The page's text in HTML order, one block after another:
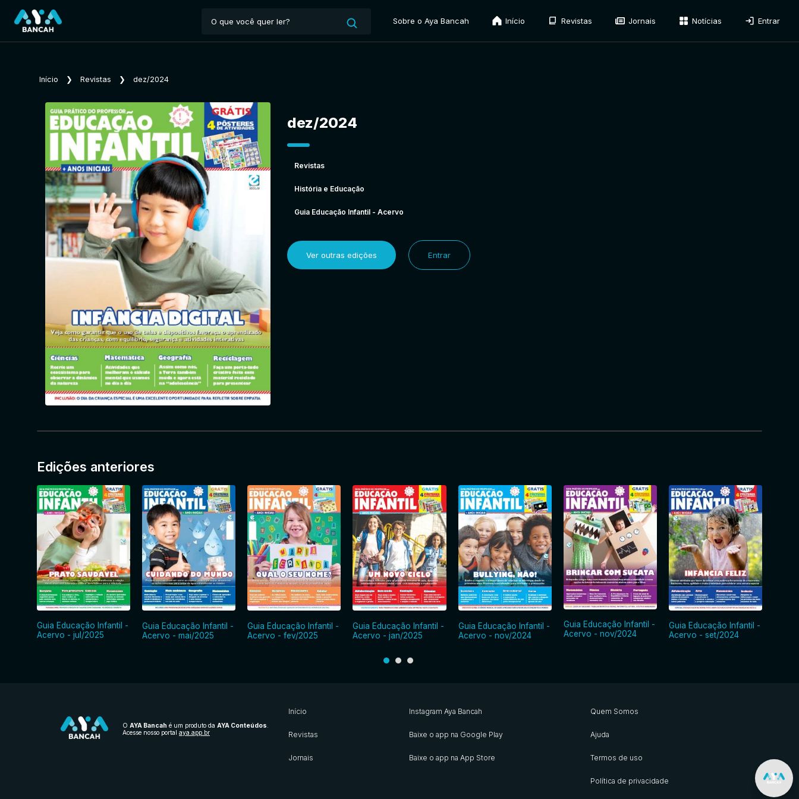
Sobre o Aya Bancah Início Revistas Jornais Notícias Entrar
Início ❯ Revistas ❯ dez/2024
dez/2024
Revistas
História e Educação
Guia Educação Infantil - Acervo
Ver outras edições Entrar
Edições anteriores
Guia Educação Infantil -
Acervo - jul/2025
Guia Educação Infantil -
Acervo - mai/2025
Guia Educação Infantil -
Acervo - fev/2025
Guia Educação Infantil -
Acervo - jan/2025
Guia Educação Infantil -
Acervo - nov/2024
Guia Educação Infantil -
Acervo - nov/2024
Guia Educação Infantil -
Acervo - set/2024
O AYA Bancah é um produto da AYA Conteúdos
Acesse nosso portal aya.app.br
Início
Revistas
Jornais
Instagram Aya Bancah
Baixe o app na Google Play
Baixe o app na App Store
Quem Somos
Ajuda
Termos de uso
Política de privacidade